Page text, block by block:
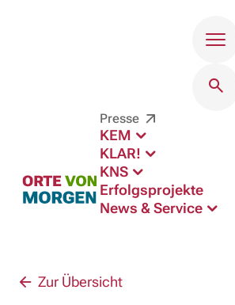
Presse
KEM
KLAR!
KNS
Erfolgsprojekte
News & Service
Zur Übersicht